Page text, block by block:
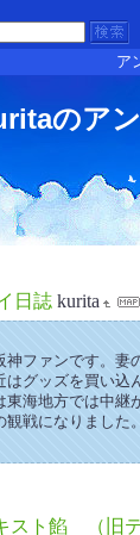
ア
のア
日誌 kurita
ファンです。
グッズを買い
海地方では中継
戦になりました。
スト餡 （旧テ